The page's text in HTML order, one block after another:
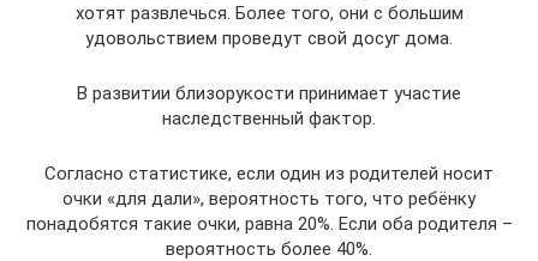
хотят развлечься. Более того, они с большим
удовольствием проведут свой досуг дома.
В развитии близорукости принимает участие
наследственный фактор.
Согласно статистике, если один из родителей носит
очки «для дали», вероятность того, что ребёнку
понадобятся такие очки, равна 20%. Если оба родителя –
вероятность более 40%.